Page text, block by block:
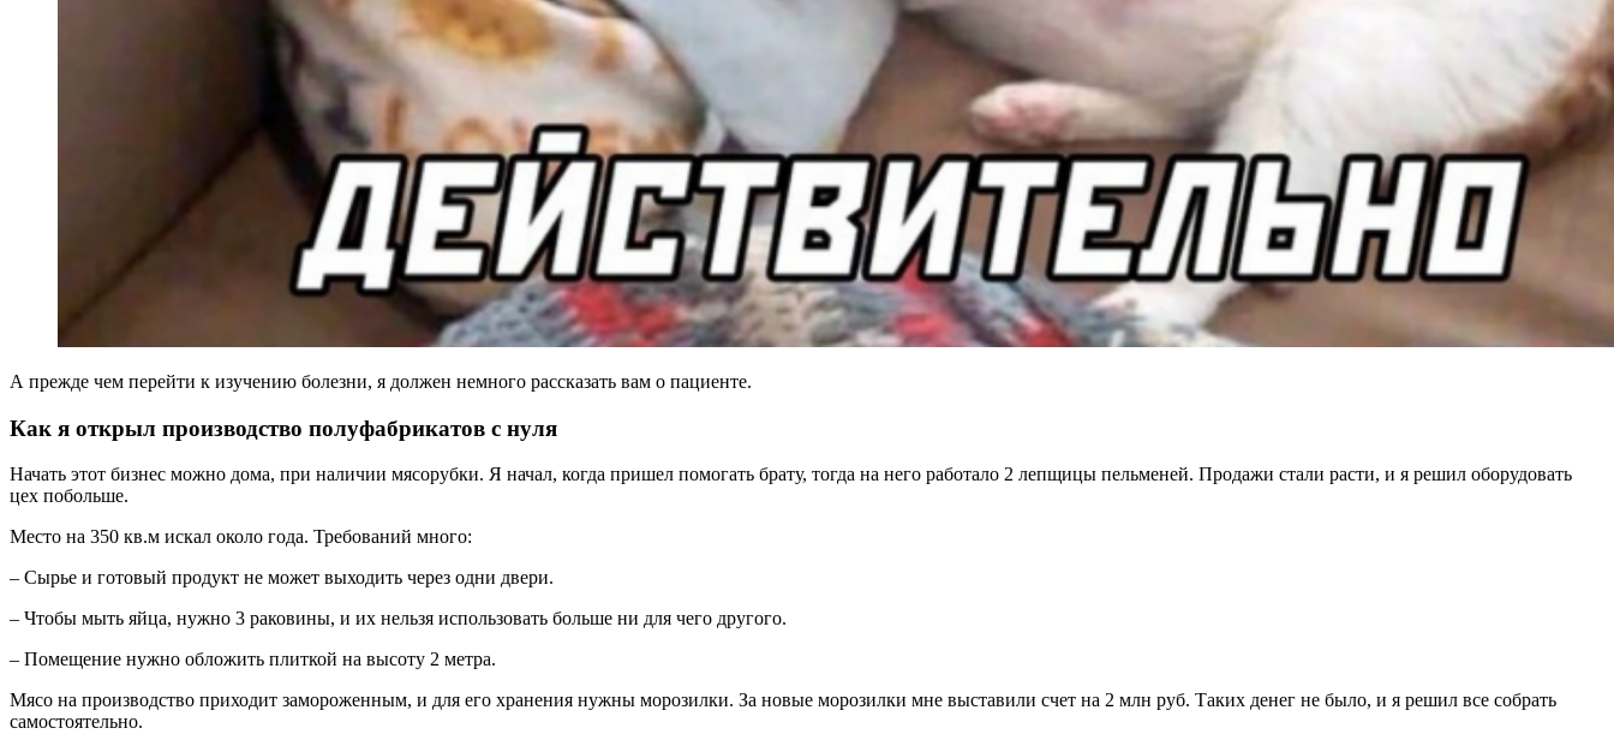
А прежде чем перейти к изучению болезни, я должен немного рассказать вам о пациенте.
Как я открыл производство полуфабрикатов с нуля
Начать этот бизнес можно дома, при наличии мясорубки. Я начал, когда пришел помогать брату, тогда на него работало 2 лепщицы пельменей. Продажи стали расти, и я решил оборудовать
цех побольше.
Место на 350 кв.м искал около года. Требований много:
– Сырье и готовый продукт не может выходить через одни двери.
– Чтобы мыть яйца, нужно 3 раковины, и их нельзя использовать больше ни для чего другого.
– Помещение нужно обложить плиткой на высоту 2 метра.
Мясо на производство приходит замороженным, и для его хранения нужны морозилки. За новые морозилки мне выставили счет на 2 млн руб. Таких денег не было, и я решил все собрать
самостоятельно.